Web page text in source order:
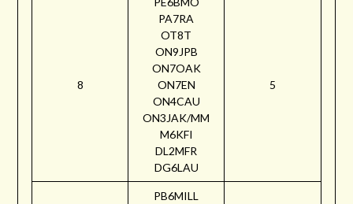
8
PA7RA
OT8T
ON9JPB
ON7OAK
ON7EN
ON4CAU
ON3JAK/MM
M6KFI
DL2MFR
DG6LAU
5
PB6MILL